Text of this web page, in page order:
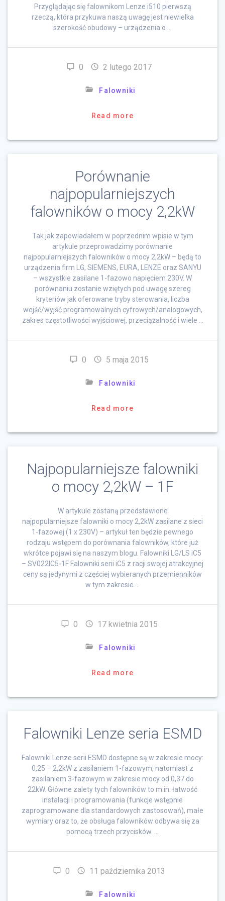
Przyglądając się falownikom Lenze i510 pierwszą
rzeczą, która przykuwa naszą uwagę jest niewielka
szerokość obudowy – urządzenia o …
0 2 lutego 2017
Falowniki
Read more
Porównanie
najpopularniejszych
falowników o mocy 2,2kW
Tak jak zapowiadałem w poprzednim wpisie w tym
artykule przeprowadzimy porównanie
najpopularniejszych falowników o mocy 2,2kW – będą to
urządzenia firm LG, SIEMENS, EURA, LENZE oraz SANYU
– wszystkie zasilane 1-fazowo napięciem 230V. W
porównaniu zostanie wziętych pod uwagę szereg
kryteriów jak oferowane tryby sterowania, liczba
wejść/wyjść programowalnych cyfrowych/analogowych,
zakres częstotliwości wyjściowej, przeciążalność i wiele …
0 5 maja 2015
Falowniki
Read more
Najpopularniejsze falowniki
o mocy 2,2kW – 1F
W artykule zostaną przedstawione
najpopularniejsze falowniki o mocy 2,2kW zasilane z sieci
1-fazowej (1 x 230V) – artykuł ten będzie pewnego
rodzaju wstępem do porównania falowników, które już
wkrótce pojawi się na naszym blogu. Falowniki LG/LS iC5
– SV022IC5-1F Falowniki serii iC5 z racji swojej atrakcyjnej
ceny są jedynymi z częściej wybieranych przemienników
w tym zakresie …
0 17 kwietnia 2015
Falowniki
Read more
Falowniki Lenze seria ESMD
Falowniki Lenze serii ESMD dostępne są w zakresie mocy:
0,25 – 2,2kW z zasilaniem 1-fazowym, natomiast z
zasilaniem 3-fazowym w zakresie mocy od 0,37 do
22kW. Główne zalety tych falowników to m.in. łatwość
instalacji i programowania (funkcje wstępnie
zaprogramowane dla standardowych zastosowań), małe
wymiary oraz to, że obsługa falowników odbywa się za
pomocą trzech przycisków. …
0 11 października 2013
Falowniki